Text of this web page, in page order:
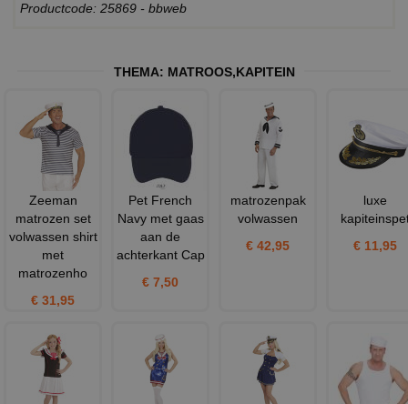
Productcode: 25869 - bbweb
THEMA: MATROOS,KAPITEIN
Zeeman
matrozen set
volwassen shirt
met
matrozenho
€ 31,95
Pet French
Navy met gaas
aan de
achterkant Cap
€ 7,50
matrozenpak
volwassen
€ 42,95
luxe
€ 11,95